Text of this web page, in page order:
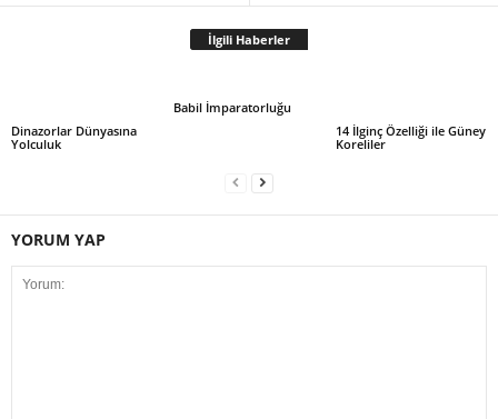
İlgili Haberler
Dinazorlar Dünyasına
Yolculuk
Babil İmparatorluğu
14 İlginç Özelliği ile Güney
Koreliler
YORUM YAP